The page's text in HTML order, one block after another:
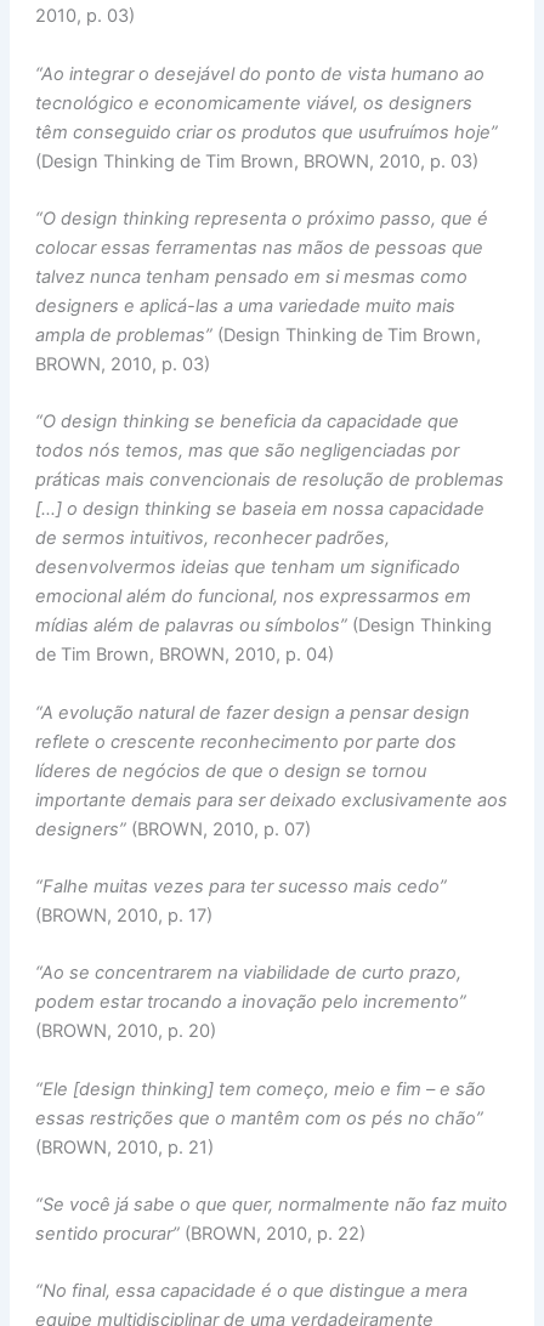
2010, p. 03)
“Ao integrar o desejável do ponto de vista humano ao
tecnológico e economicamente viável, os designers
têm conseguido criar os produtos que usufruímos hoje”
(Design Thinking de Tim Brown, BROWN, 2010, p. 03)
“O design thinking representa o próximo passo, que é
colocar essas ferramentas nas mãos de pessoas que
talvez nunca tenham pensado em si mesmas como
designers e aplicá-las a uma variedade muito mais
ampla de problemas” (Design Thinking de Tim Brown,
BROWN, 2010, p. 03)
“O design thinking se beneficia da capacidade que
todos nós temos, mas que são negligenciadas por
práticas mais convencionais de resolução de problemas
[…] o design thinking se baseia em nossa capacidade
de sermos intuitivos, reconhecer padrões,
desenvolvermos ideias que tenham um significado
emocional além do funcional, nos expressarmos em
mídias além de palavras ou símbolos” (Design Thinking
de Tim Brown, BROWN, 2010, p. 04)
“A evolução natural de fazer design a pensar design
reflete o crescente reconhecimento por parte dos
líderes de negócios de que o design se tornou
importante demais para ser deixado exclusivamente aos
designers” (BROWN, 2010, p. 07)
“Falhe muitas vezes para ter sucesso mais cedo”
(BROWN, 2010, p. 17)
“Ao se concentrarem na viabilidade de curto prazo,
podem estar trocando a inovação pelo incremento”
(BROWN, 2010, p. 20)
“Ele [design thinking] tem começo, meio e fim – e são
essas restrições que o mantêm com os pés no chão”
(BROWN, 2010, p. 21)
“Se você já sabe o que quer, normalmente não faz muito
sentido procurar” (BROWN, 2010, p. 22)
“No final, essa capacidade é o que distingue a mera
equipe multidisciplinar de uma verdadeiramente